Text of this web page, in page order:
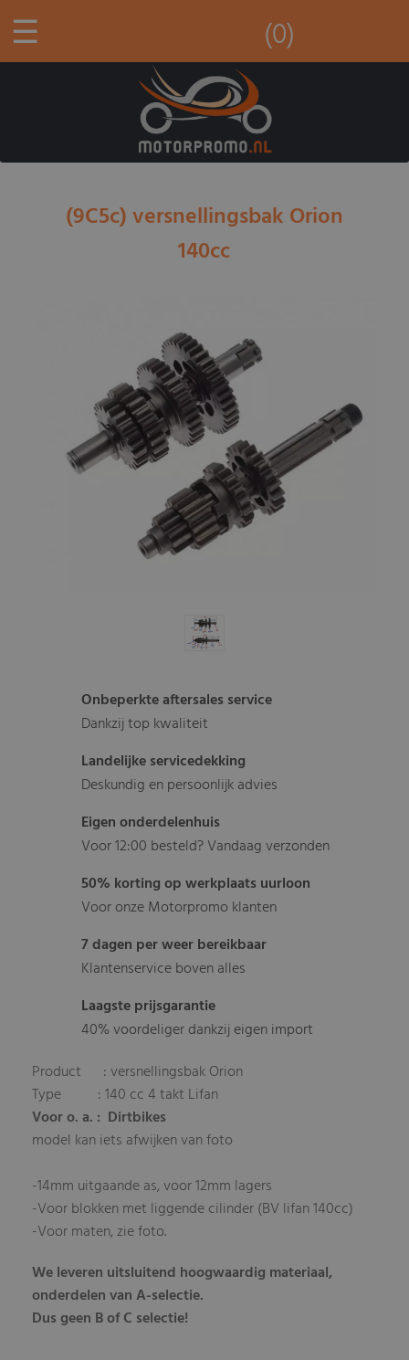
☰ (0)
(9C5c) versnellingsbak Orion
140cc
Onbeperkte aftersales service
Dankzij top kwaliteit
Landelijke servicedekking
Deskundig en persoonlijk advies
Eigen onderdelenhuis
Voor 12:00 besteld? Vandaag verzonden
50% korting op werkplaats uurloon
Voor onze Motorpromo klanten
7 dagen per weer bereikbaar
Klantenservice boven alles
Laagste prijsgarantie
40% voordeliger dankzij eigen import
Product : versnellingsbak Orion
Type : 140 cc 4 takt Lifan
Voor o. a. : Dirtbikes
model kan iets afwijken van foto
-14mm uitgaande as, voor 12mm lagers
-Voor blokken met liggende cilinder (BV lifan 140cc)
-Voor maten, zie foto.
We leveren uitsluitend hoogwaardig materiaal,
onderdelen van A-selectie.
Dus geen B of C selectie!